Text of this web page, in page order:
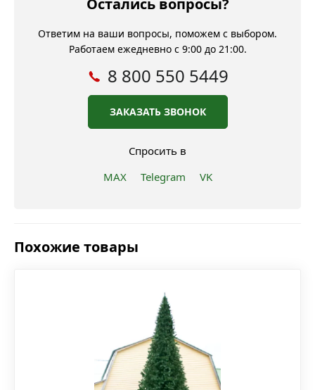
Остались вопросы?
Ответим на ваши вопросы, поможем с выбором.
Работаем ежедневно с 9:00 до 21:00.
8 800 550 5449
ЗАКАЗАТЬ ЗВОНОК
Спросить в
MAX
Telegram VK
Похожие товары